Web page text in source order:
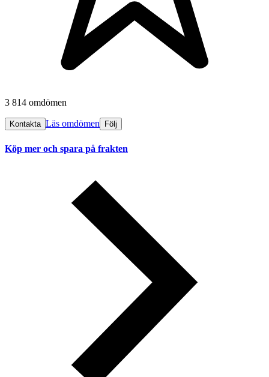
3 814 omdömen
Kontakta Läs omdömen Följ
Köp mer och spara på frakten